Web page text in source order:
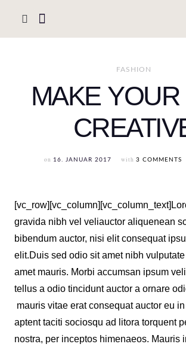
FASHION
MAKE YOUR
on 16. JANUAR 2017 with 3 COMMENTS
gravida nibh vel veliauctor aliquenean
bibendum auctor, nisi elit consequat
elit.Duis sed odio sit amet nibh
amet mauris. Morbi accumsan ipsum
tellus a odio tincidunt auctor a ornare
mauris vitae erat consequat auctor eu
aptent taciti sociosqu ad litora torquent
nostra, per inceptos himenaeos. Mauris